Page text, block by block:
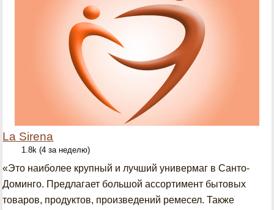
La Sirena
1.8k (4 за неделю)
«Это наиболее крупный и лучший универмаг в Санто-
Доминго. Предлагает большой ассортимент бытовых
товаров, продуктов, произведений ремесел. Также